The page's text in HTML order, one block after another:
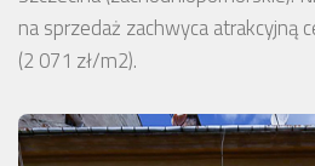
na sprzedaż zachwyca atrakcyjną
(2 071 zł/m2).